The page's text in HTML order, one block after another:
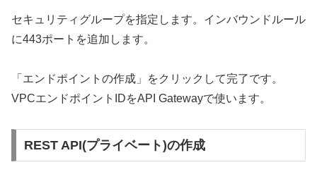
セキュリティグループを指定します。インバウンドルール
に443ポートを追加します。
「エンドポイントの作成」をクリックして完了です。
VPCエンドポイントIDをAPI Gatewayで使います。
REST API(プライベート)の作成